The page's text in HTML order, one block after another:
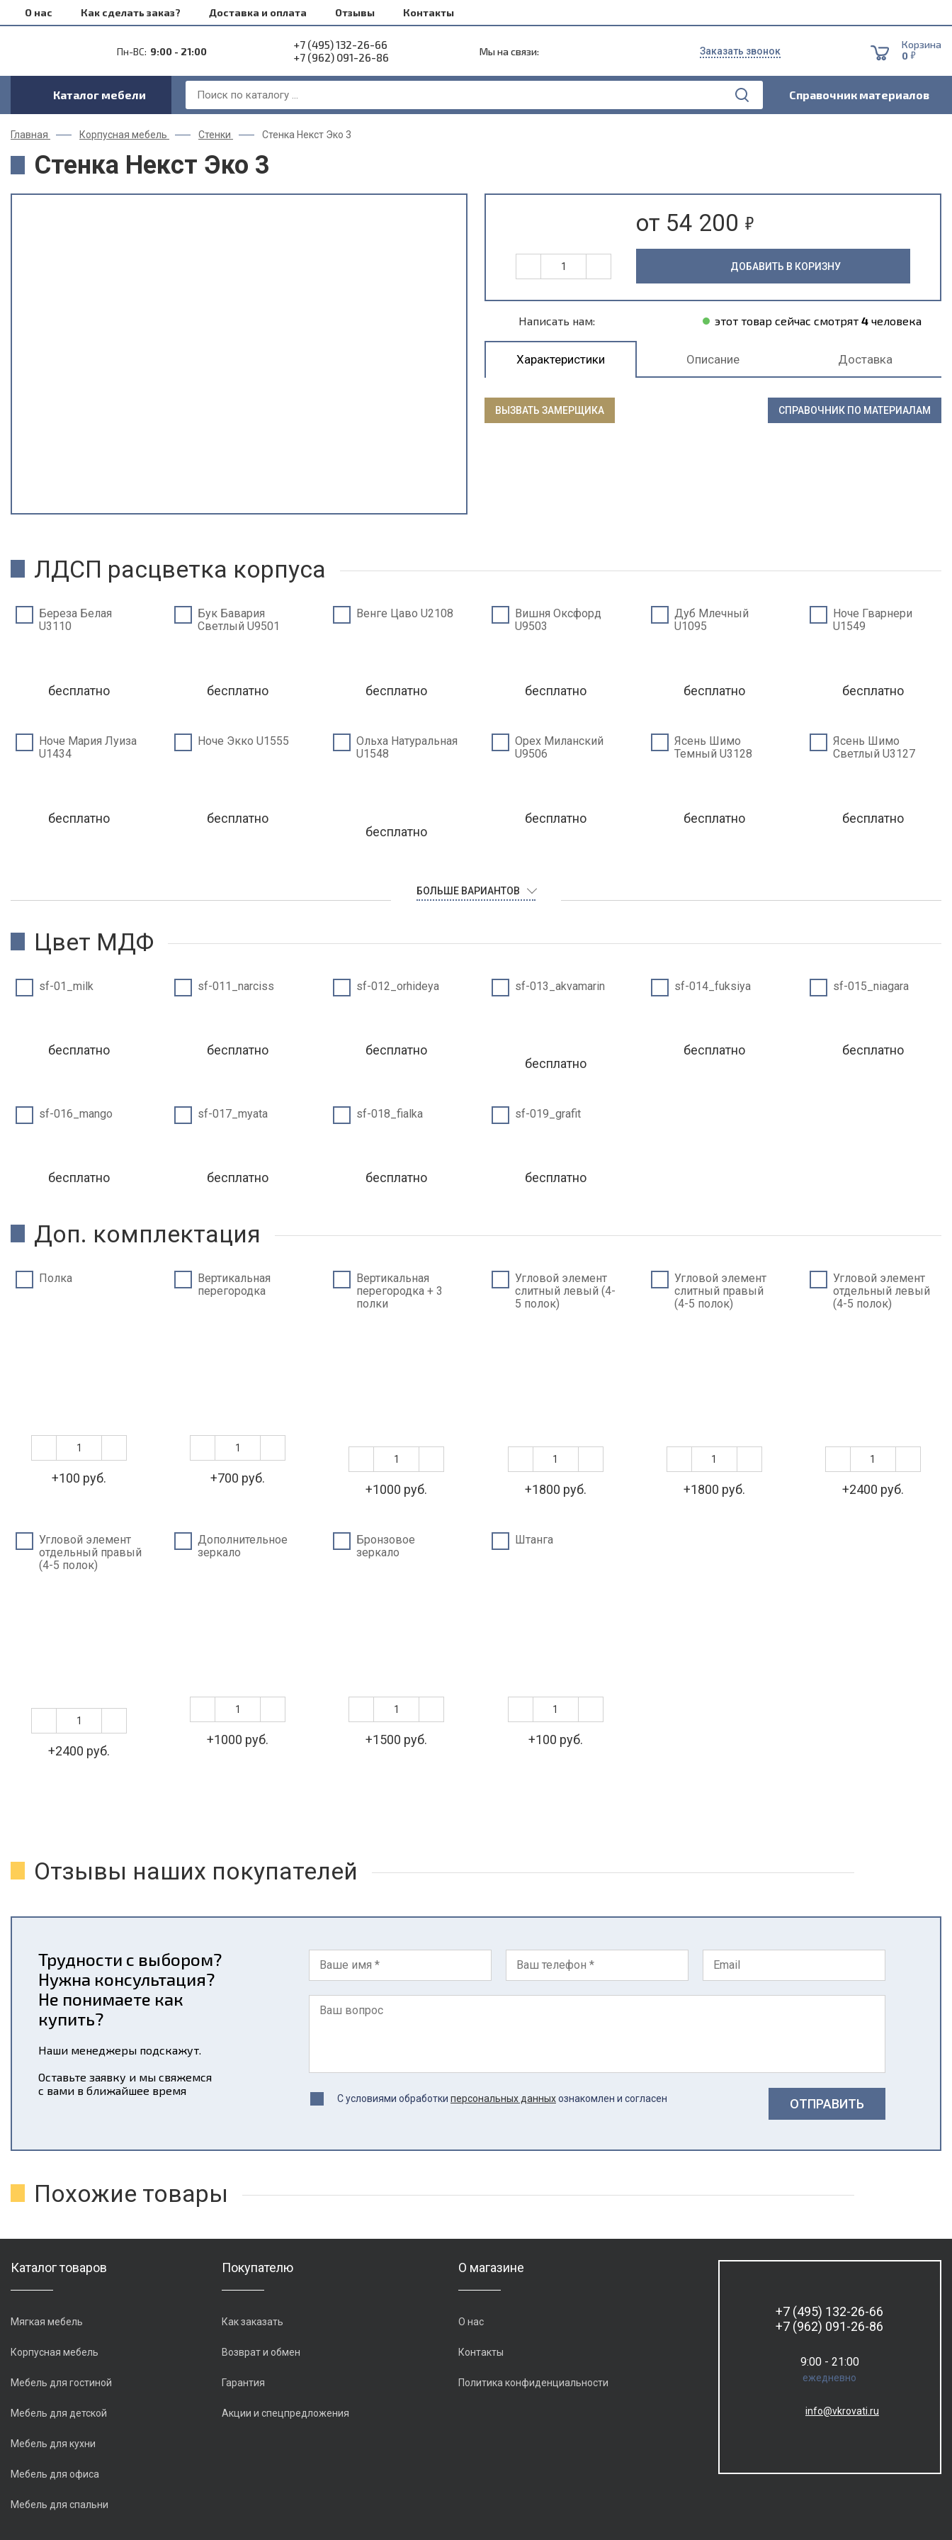
О нас Как сделать заказ? Доставка и оплата Отзывы Контакты
Пн-ВС: 9:00 - 21:00
+7 (495) 132-26-66
+7 (962) 091-26-86
Мы на связи: Заказать звонок
Корзина
0 5
Каталог мебели Справочник материалов
Главная Корпусная мебель Стенки Стенка Некст Эко 3
Стенка Некст Эко 3
от 54 200 5
ДОБАВИТЬ В КОРИЗНУ
Написать нам: этот товар сейчас смотрят 4человека
Характеристики Описание Доставка
ВЫЗВАТЬ ЗАМЕРЩИКА СПРАВОЧНИК ПО МАТЕРИАЛАМ
ЛДСП расцветка корпуса
Береза Белая
U3110
бесплатно
Бук Бавария
Светлый U9501
бесплатно
Венге Цаво U2108
бесплатно
Вишня Оксфорд
U9503
бесплатно
Дуб Млечный
U1095
бесплатно
Ноче Гварнери
U1549
бесплатно
Ноче Мария Луиза
U1434
бесплатно
Ноче Экко U1555
бесплатно
Ольха Натуральная
U1548
бесплатно
Орех Миланский
U9506
бесплатно
Ясень Шимо
Темный U3128
бесплатно
Ясень Шимо
Светлый U3127
бесплатно
БОЛЬШЕ ВАРИАНТОВ
Цвет МДФ
sf-01_milk
бесплатно
sf-011_narciss
бесплатно
sf-012_orhideya
бесплатно
sf-013_akvamarin
бесплатно
sf-014_fuksiya
бесплатно
sf-015_niagara
бесплатно
sf-016_mango
бесплатно
sf-017_myata
бесплатно
sf-018_fialka
бесплатно
sf-019_grafit
бесплатно
Доп. комплектация
Полка
+100 руб.
Вертикальная
перегородка
+700 руб.
Вертикальная
перегородка + 3
полки
+1000 руб.
Угловой элемент
слитный левый (4-
5 полок)
+1800 руб.
Угловой элемент
слитный правый
(4-5 полок)
+1800 руб.
Угловой элемент
отдельный левый
(4-5 полок)
+2400 руб.
Угловой элемент
отдельный правый
(4-5 полок)
+2400 руб.
Дополнительное
зеркало
+1000 руб.
Бронзовое
зеркало
+1500 руб.
Штанга
+100 руб.
Отзывы наших покупателей
Трудности с выбором?
Нужна консультация?
Не понимаете как
купить?
Наши менеджеры подскажут.
Оставьте заявку и мы свяжемся
с вами в ближайшее время
С условиями обработки персональных данныхознакомлен и согласен ОТПРАВИТЬ
Похожие товары
Каталог товаров
Мягкая мебель
Корпусная мебель
Мебель для гостиной
Мебель для детской
Мебель для кухни
Мебель для офиса
Мебель для спальни
Покупателю
Как заказать
Возврат и обмен
Гарантия
Акции и спецпредложения
О магазине
О нас
Контакты
Политика конфиденциальности
+7 (495) 132-26-66
+7 (962) 091-26-86
9:00 - 21:00
ежедневно
info@vkrovati.ru